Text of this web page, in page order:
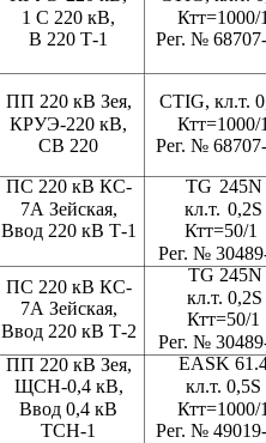
Ктт=1000/
Рег. №
ПП 220 кВ Зея,
КРУЭ-220 кВ,
СВ 220
CTIG, кл.т.
Ктт=1000/
Рег. №
ПС 220 кВ КС-
7А Зейская,
Ввод 220 кВ Т-2
1 С 220 кВ,
В 220 Т-1
ПС 220 кВ КС-
7А Зейская,
Ввод 220 кВ Т-1
ПП 220 кВ Зея,
ЩСН-0,4 кВ,
Ввод 0,4 кВ
ТСН-1
ТG 245N
кл.т. 0,2S
Ктт=50/1
Рег. №
ТG 245N
кл.т. 0,2S
Ктт=50/1
Рег. №
EASK
кл.т. 0,5S
Ктт=1000/
Рег. №